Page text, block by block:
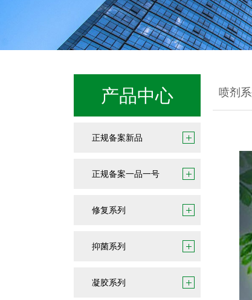
产品中心
正规备案新品
正规备案一品一号
修复系列
抑菌系列
凝胶系列
喷剂系